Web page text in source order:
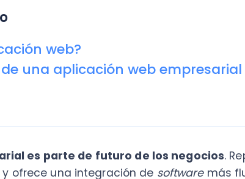
una aplicación web empresarial
es parte de futuro de los negocios
las principales funcionalidades y